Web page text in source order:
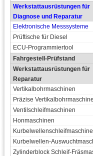
Werkstattausrüstungen für
Diagnose und Reparatur
Elektronische Messsysteme
Prüftische für Diesel
ECU-Programmiertool
Fahrgestell-Prüfstand
Werkstattausrüstungen für
Reparatur
Vertikalbohrmaschinen
Präzise
Ventilschleifmaschinen
Honmaschinen
Kurbelwellen-
Zylinderblock Schleif-